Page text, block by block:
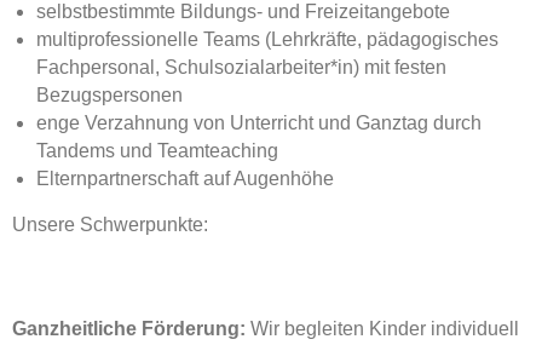
selbstbestimmte Bildungs- und Freizeitangebote
multiprofessionelle Teams (Lehrkräfte, pädagogisches
Fachpersonal, Schulsozialarbeiter*in) mit festen
Bezugspersonen
enge Verzahnung von Unterricht und Ganztag durch
Tandems und Teamteaching
Elternpartnerschaft auf Augenhöhe
Unsere Schwerpunkte:
Ganzheitliche Förderung: Wir begleiten Kinder individuell